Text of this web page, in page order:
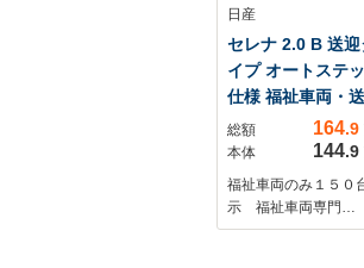
日産
セレナ 2.0 B 送迎
イプ オートステ
仕様 福祉車両・
仕様車・8人乗・
53千K・エマージ
シーブレーキ・左
ートステップ・ア
ストグリップ・純
総額 164.9
本体
144.9
福祉車両のみ１５０
示 福祉車両専門…